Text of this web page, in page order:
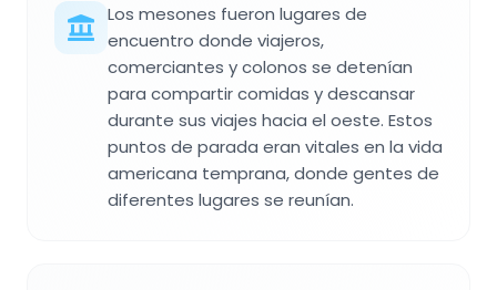
Los mesones fueron lugares de
encuentro donde viajeros,
comerciantes y colonos se detenían
para compartir comidas y descansar
durante sus viajes hacia el oeste. Estos
puntos de parada eran vitales en la vida
americana temprana, donde gentes de
diferentes lugares se reunían.